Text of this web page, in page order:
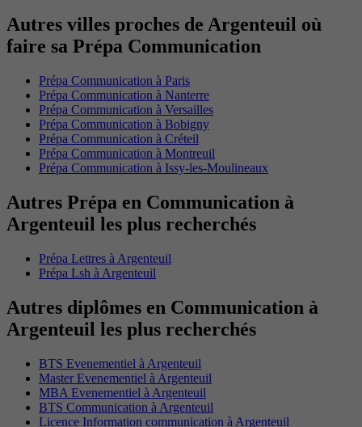
Autres villes proches de Argenteuil où
faire sa Prépa Communication
Prépa Communication à Paris
Prépa Communication à Nanterre
Prépa Communication à Versailles
Prépa Communication à Bobigny
Prépa Communication à Créteil
Prépa Communication à Montreuil
Prépa Communication à Issy-les-Moulineaux
Autres Prépa en Communication à
Argenteuil les plus recherchés
Prépa Lettres à Argenteuil
Prépa Lsh à Argenteuil
Autres diplômes en Communication à
Argenteuil les plus recherchés
BTS Evenementiel à Argenteuil
Master Evenementiel à Argenteuil
MBA Evenementiel à Argenteuil
BTS Communication à Argenteuil
Licence Information communication à Argenteuil